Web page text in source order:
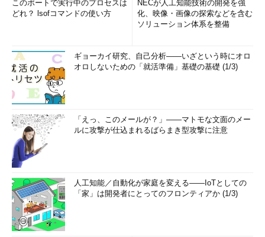
このポートで実行中のプロセスは
どれ？ lsofコマンドの使い方
NECが人工知能技術の開発を強
化、映像・画像の探索などを含む
ソリューション体系を整備
ギョーカイ研究、自己分析――いざという時にオロ
オロしないための「就活準備」基礎の基礎 (1/3)
「えっ、このメールが？」――マトモな文面のメー
ルに攻撃が仕込まれるばらまき型攻撃に注意
人工知能／自動化が家庭を変える――IoTとしての
「家」は開発者にとってのフロンティアか (1/3)